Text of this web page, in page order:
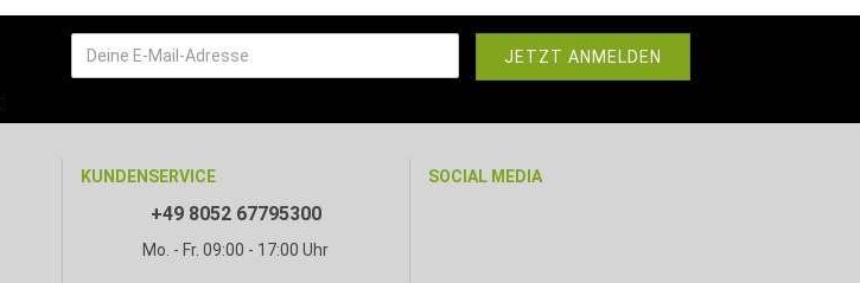
KUNDENSERVICE
+49 8052 67795300
Mo. - Fr. 09:00 - 17:00 Uhr
SOCIAL MEDIA